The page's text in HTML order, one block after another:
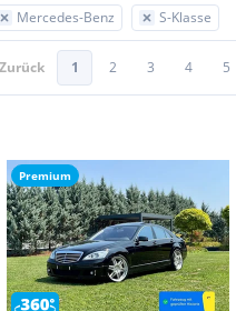
Mercedes-Benz S-Klasse
Zurück 1 2 3 4 5
Premium